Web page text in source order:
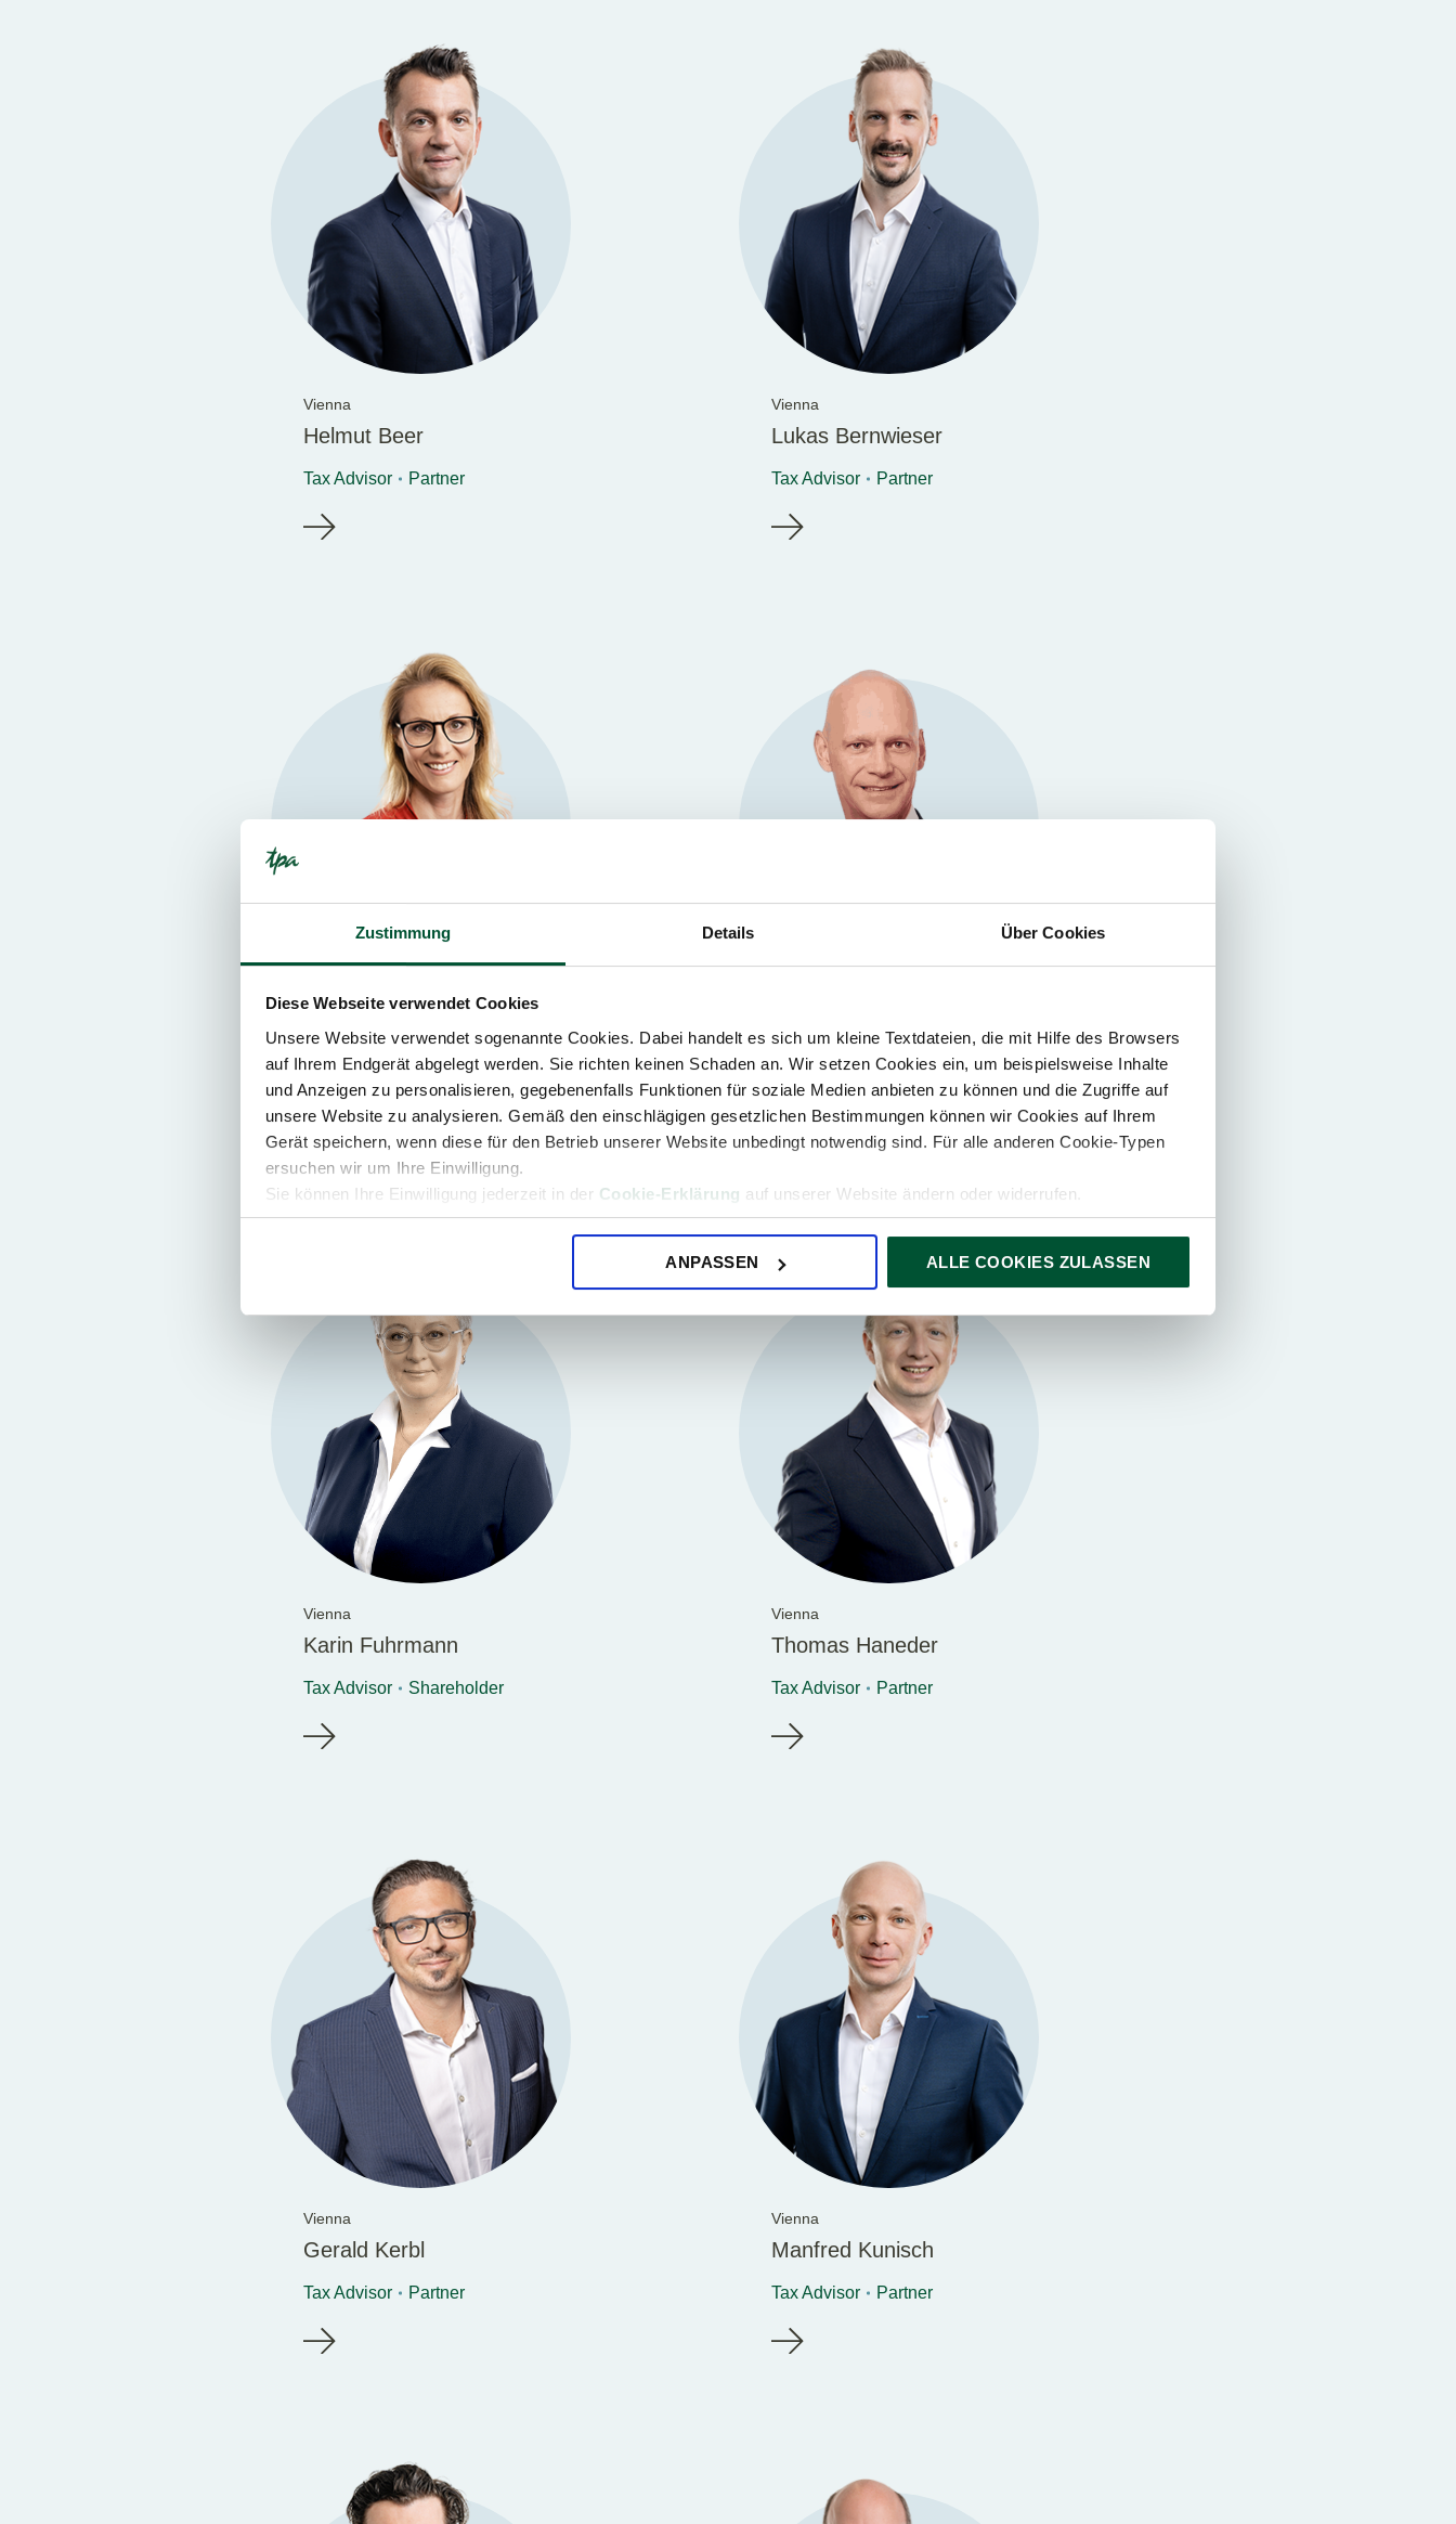
Zustimmung Details Über Cookies
Diese Webseite verwendet Cookies
Unsere Website verwendet sogenannte Cookies. Dabei handelt es sich um kleine Textdateien, die mit Hilfe des Browsers
auf Ihrem Endgerät abgelegt werden. Sie richten keinen Schaden an. Wir setzen Cookies ein, um beispielsweise Inhalte
und Anzeigen zu personalisieren, gegebenenfalls Funktionen für soziale Medien anbieten zu können und die Zugriffe auf
unsere Website zu analysieren. Gemäß den einschlägigen gesetzlichen Bestimmungen können wir Cookies auf Ihrem
Gerät speichern, wenn diese für den Betrieb unserer Website unbedingt notwendig sind. Für alle anderen Cookie-Typen
ersuchen wir um Ihre Einwilligung.
Sie können Ihre Einwilligung jederzeit in der Cookie-Erklärung auf unserer Website ändern oder widerrufen.
ANPASSEN ALLE COOKIES ZULASSEN
Vienna
Helmut Beer
Tax Advisor Partner
Vienna
Lukas Bernwieser
Tax Advisor Partner
Vienna,Graz
Iris Burgstaller
Tax Advisor Partner
Andreas Fröhlich
Partner Baker Tilly Deutschland
Vienna
Karin Fuhrmann
Tax Advisor Shareholder
Vienna
Thomas Haneder
Tax Advisor Partner
Vienna
Gerald Kerbl
Tax Advisor Partner
Vienna
Manfred Kunisch
Tax Advisor Partner